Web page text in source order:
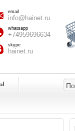
email
info@hainet.ru
whatsapp
+74959696634
skype
hainet.ru